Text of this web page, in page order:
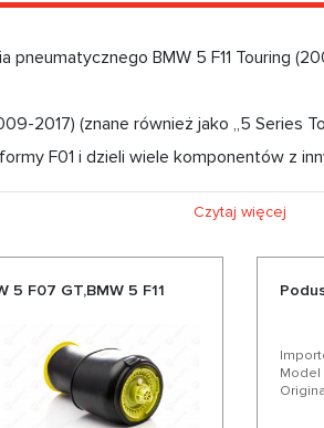
pneumatycznego BMW 5 F11 Touring
2017) (znane również jako „5 Series
F01 i dzieli wiele komponentów z
poduszki powietrzne,
dostawy. Wybierając nas
Ciesz się doskonałym
Czytaj więcej
5 F07 GT,BMW 5 F11
Model